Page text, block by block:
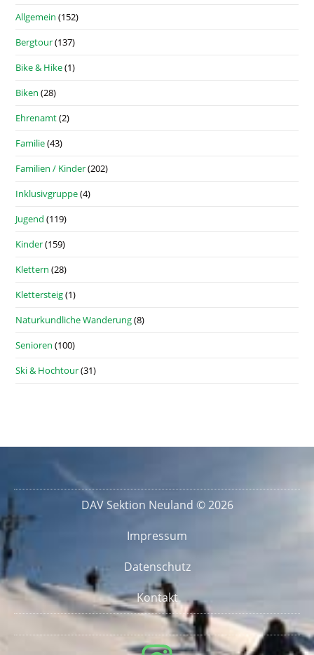
Allgemein (152)
Bergtour(137)
Bike & Hike(1)
Biken (28)
Ehrenamt(2)
Familie(43)
Familien / Kinder(202)
Inklusivgruppe(4)
Jugend (119)
Kinder(159)
Klettern (28)
Klettersteig(1)
Naturkundliche Wanderung(8)
Senioren (100)
Ski & Hochtour(31)
DAV Sektion Neuland © 2026
Impressum
Datenschutz
Kontakt